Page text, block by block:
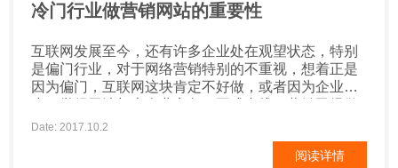
冷门行业做营销网站的重要性
互联网发展至今，还有许多企业处在观望状态，特别
是偏门行业，对于网络营销特别的不重视，想着正是
因为偏门，互联网这块肯定不好做，或者因为企业
的很好，不需要再去做网络营销。其实在互联网时
代，这想法是错误的，互联网这块无论企业，还是个
人都适合在互联网营销，关键得网站定位要清晰，要
Date: 2017.10.2
阅读详情